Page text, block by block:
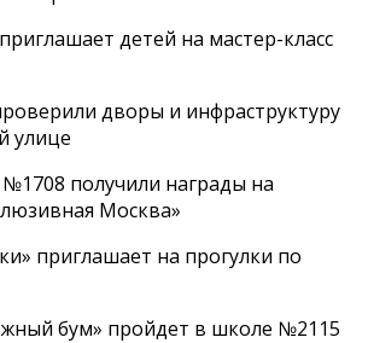
детей на мастер-класс
дворы и инфраструктуру
улице
получили награды на
Москва»
приглашает на прогулки по
бум» пройдет в школе №2115